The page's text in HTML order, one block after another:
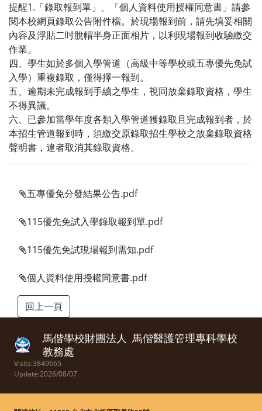
提醒1.「錄取報到單」、「個人資料使用授權同意書」請參
閱本校網頁錄取公告附件檔。於現場報到前，請先填妥相關
內容及浮貼二吋脫帽半身正面相片，以利現場報到收驗繳交
作業。
四、學生如於多個入學管道（高級中等學校或五專優先免試
入學）重複錄取，僅得擇一報到。
五、逾期未完成報到手續之學生，視同放棄錄取資格，學生
不得異議。
六、已參加當學年度各類入學管道獲錄取且完成報到者，於
本招生管道報到時，須繳交原錄取招生學校之放棄錄取資格
聲明書，違者取消其錄取資格。
五專優免分發結果公告.pdf
115優先免試入學錄取報到單.pdf
115優先免試現場報到需知.pdf
個人資料使用授權同意書.pdf
馬偕學校財團法人 馬偕醫護管理專科學校
教務處
Visits:3849665
Update:2026/08/07